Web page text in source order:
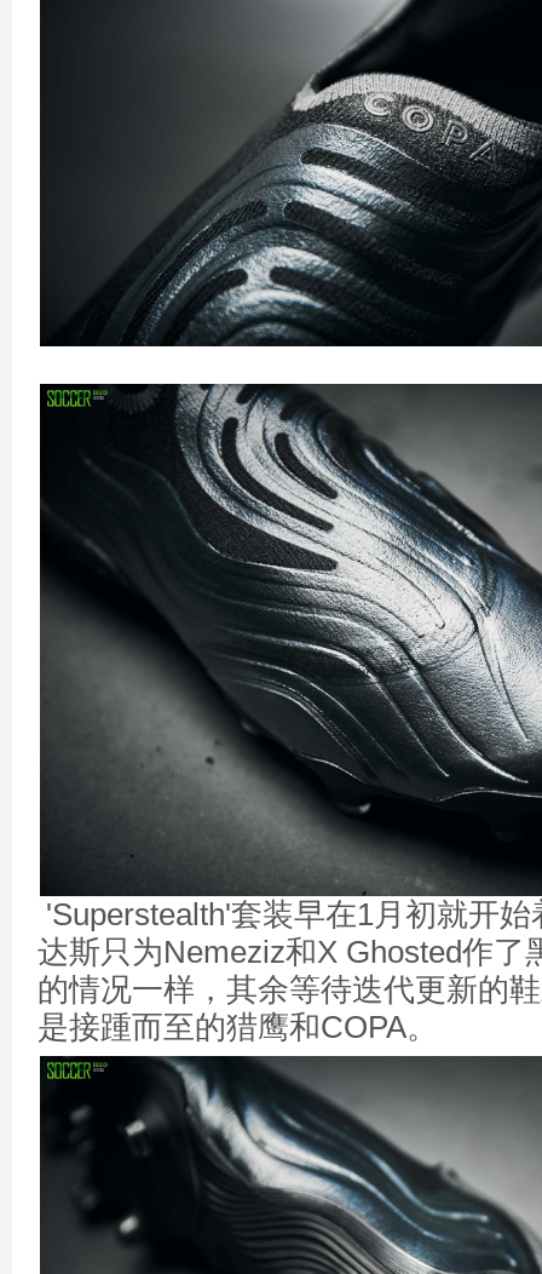
'Superstealth'套装早在1月初就开
达斯只为Nemeziz和X Ghosted作了
的情况一样，其余等待迭代更新的
是接踵而至的猎鹰和COPA。